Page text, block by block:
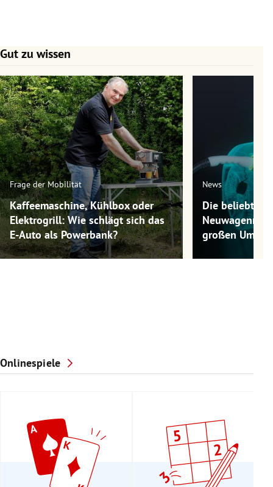
Gut zu wissen
Slide 1 von 7
Frage der Mobilität
Kaffeemaschine, Kühlbox oder
Elektrogrill: Wie schlägt sich das
E-Auto als Powerbank?
News
Die
großen
Onlinespiele